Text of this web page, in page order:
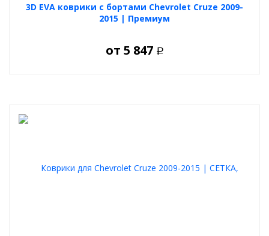
3D EVA коврики с бортами Chevrolet Cruze 2009-
2015 | Премиум
от 5 847 Р